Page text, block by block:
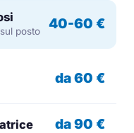
posto 40-60 €
da 60 €
da 90 €